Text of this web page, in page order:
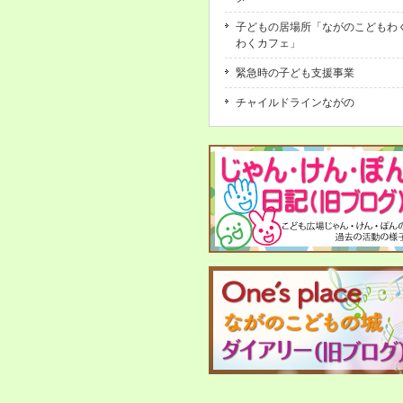
子どもの居場所「ながのこどもわ
わくカフェ」
緊急時の子ども支援事業
チャイルドラインながの